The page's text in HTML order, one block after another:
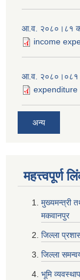
आ.व. २०८०।८१
income
आ.व. २०८०।०८१
expenditure
अन्य
महत्त्वपूर्ण
मुख्यमन्त्री
मकवानपुर
जिल्ला
जिल्ला
भूमि